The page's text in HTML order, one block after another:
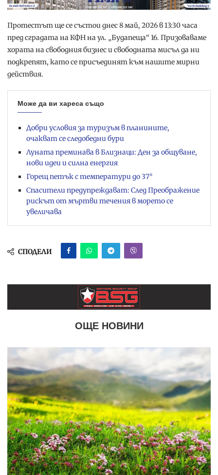
Протестът ще се състои днес 8 май, 2026 в 13:30 часа
пред сградата на КФН на ул. „Будапеща“ 16. Призоваваме
хората на свободния бизнес и свободната мисъл да ни
подкрепят, като се присъединят към нашите мирни
действия.
Може да ви хареса също
Добри условия за туризъм в планините,
очакват се следобедни бури
Луната преминава в Близнаци: Ден за общуване,
нови идеи и силна енергия
Горещ петък с температури до 37°
Спасители предупреждават: След Преображение
рискът от мъртви течения в морето се
увеличава
СПОДЕЛИ
ОЩЕ НОВИНИ